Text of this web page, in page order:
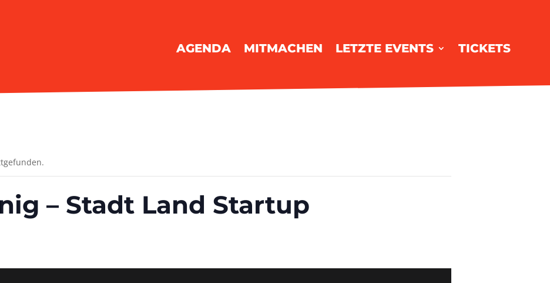
AGENDA MITMACHEN LETZTE EVENTS TICKETS
– Stadt Land Startup